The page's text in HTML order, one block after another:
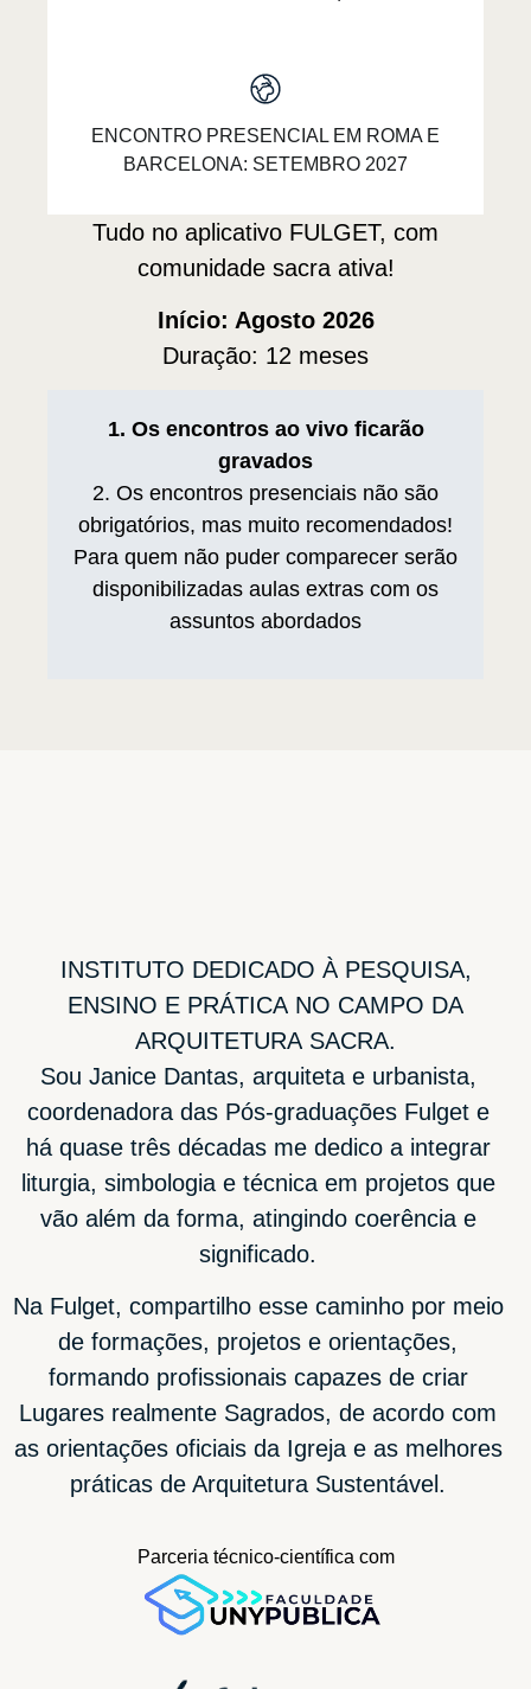
ENCONTRO PRESENCIAL EM ROMA E
BARCELONA: SETEMBRO 2027
Tudo no aplicativo FULGET, com
comunidade sacra ativa!
Início: Agosto 2026
Duração: 12 meses
1. Os encontros ao vivo ficarão
gravados
2. Os encontros presenciais não são
obrigatórios, mas muito recomendados!
Para quem não puder comparecer serão
disponibilizadas aulas extras com os
assuntos abordados
INSTITUTO DEDICADO À PESQUISA,
ENSINO E PRÁTICA NO CAMPO DA
ARQUITETURA SACRA.
Sou Janice Dantas, arquiteta e urbanista,
coordenadora das Pós-graduações Fulget e
há quase três décadas me dedico a integrar
liturgia, simbologia e técnica em projetos que
vão além da forma, atingindo coerência e
significado.
Na Fulget, compartilho esse caminho por meio
de formações, projetos e orientações,
formando profissionais capazes de criar
Lugares realmente Sagrados, de acordo com
as orientações oficiais da Igreja e as melhores
práticas de Arquitetura Sustentável.
Parceria técnico-científica com